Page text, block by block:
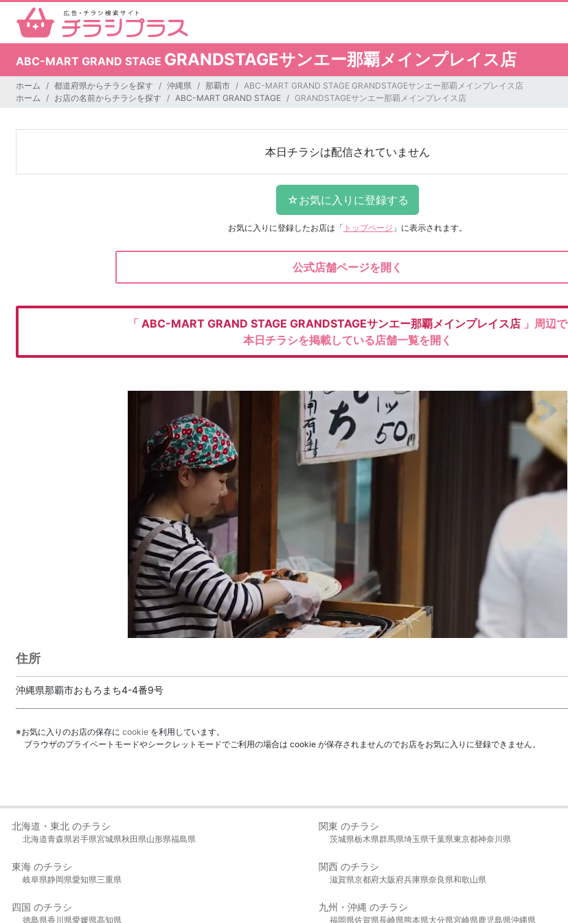
ABC-MART GRAND STAGE GRANDSTAGEサンエー那覇メインプレイス店
ホーム 都道府県からチラシを探す 沖縄県 那覇市
ABC-MART GRAND STAGE GRANDSTAGEサンエー那覇メインプレイス店
ホーム
お店の名前からチラシを探す ABC-MART GRAND STAGE GRANDSTAGEサンエー那覇メインプレイス店
本日チラシは配信されていません
お気に入りに登録したお店は 「 トップページ 」に表示されます。
公式店舗ページを開く
「 ABC-MART GRAND STAGE GRANDSTAGEサンエー那覇メインプレイス店 」周辺で
本日チラシを掲載している店舗一覧を開く
住所
沖縄県那覇市おもろまち4-4番9号
※お気に入りのお店の保存に cookie を利用しています。
ブラウザのプライベートモードやシークレットモードでご利用の場合は cookie が保存されませんのでお店をお気に入りに登録できません。
北海道・東北 のチラシ
北海道青森県岩手県宮城県秋田県山形県福島県
関東 のチラシ
茨城県栃木県群馬県埼玉県千葉県東京都神奈川県
東海 のチラシ
岐阜県静岡県愛知県三重県
関西 のチラシ
滋賀県京都府大阪府兵庫県奈良県和歌山県
四国 のチラシ
徳島県香川県愛媛県高知県
九州・沖縄 のチラシ
福岡県佐賀県長崎県熊本県大分県宮崎県鹿児島県沖縄県